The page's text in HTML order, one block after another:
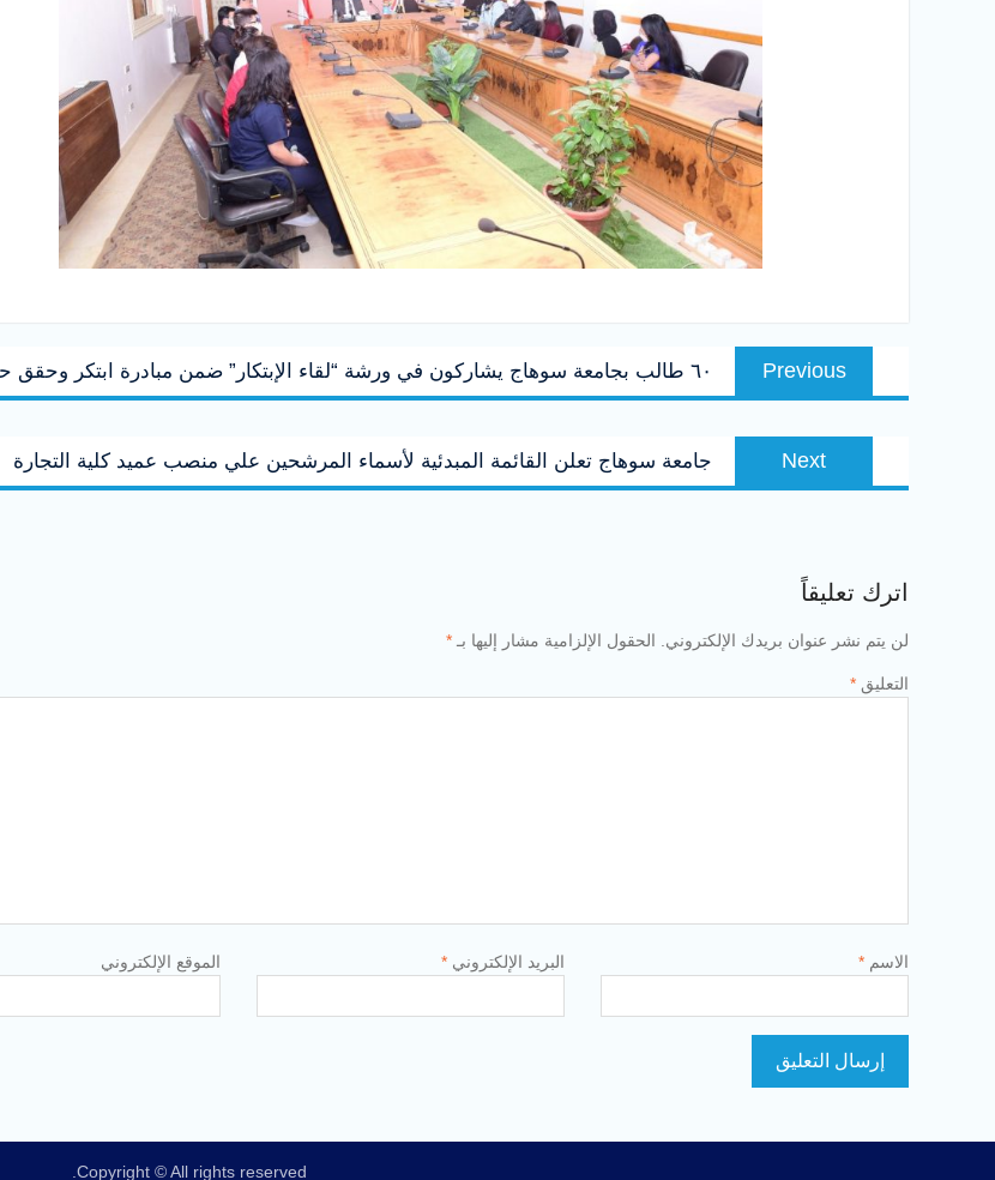
تصفّح
المقالاتPrevious
Previous
post:
٦٠ طالب بجامعة سوهاج يشاركون في ورشة “لقاء الإبتكار” ضمن مبادرة ابتكر وحقق حلمك
Next
Next
post:
جامعة سوهاج تعلن القائمة المبدئية لأسماء المرشحين علي منصب عميد كلية التجارة
اترك تعليقاً
لن يتم نشر عنوان بريدك الإلكتروني. الحقول الإلزامية مشار إليها بـ *
التعليق *
الاسم * البريد الإلكتروني * الموقع الإلكتروني
Copyright © All rights reserved.